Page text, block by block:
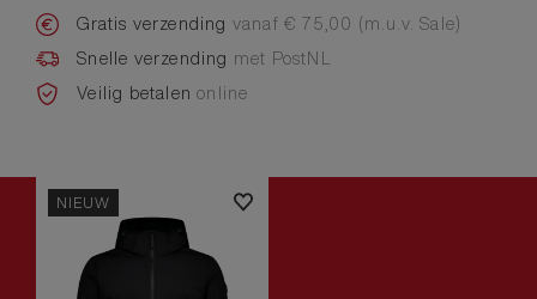
Gratis verzending vanaf € 75,00 (m.u.v. Sale)
Snelle verzending met PostNL
Veilig betalenonline
NIEUW